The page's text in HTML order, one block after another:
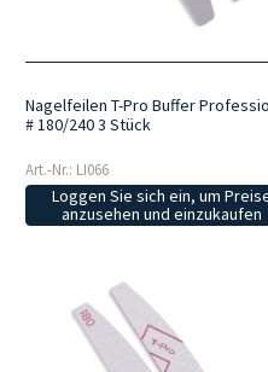
Nagelfeilen T-Pro Buffer
# 180/240 3 Stück
Art.-Nr.: LI066
Loggen Sie sich ein, um
anzusehen und einzukaufen